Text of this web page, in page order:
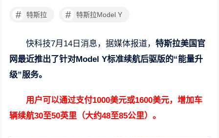
# 特斯拉 # 特斯拉Model Y
快科技7月14日消息，据媒体报道，特斯拉美国官
网最近推出了针对Model Y标准续航后驱版的“能量升
级”服务。
用户可以通过支付1000美元或1600美元，增加车
辆续航30至50英里（大约48至85公里）。